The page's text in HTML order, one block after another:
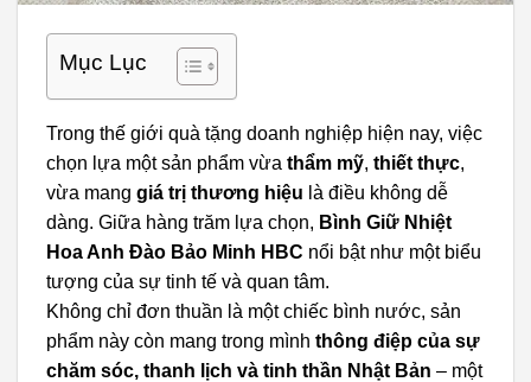
Mục Lục
Trong thế giới quà tặng doanh nghiệp hiện nay, việc
chọn lựa một sản phẩm vừa thẩm mỹ, thiết thực,
vừa mang giá trị thương hiệu là điều không dễ
dàng. Giữa hàng trăm lựa chọn, Bình Giữ Nhiệt
Hoa Anh Đào Bảo Minh HBC nổi bật như một biểu
tượng của sự tinh tế và quan tâm.
Không chỉ đơn thuần là một chiếc bình nước, sản
phẩm này còn mang trong mình thông điệp của sự
chăm sóc, thanh lịch và tinh thần Nhật Bản – một